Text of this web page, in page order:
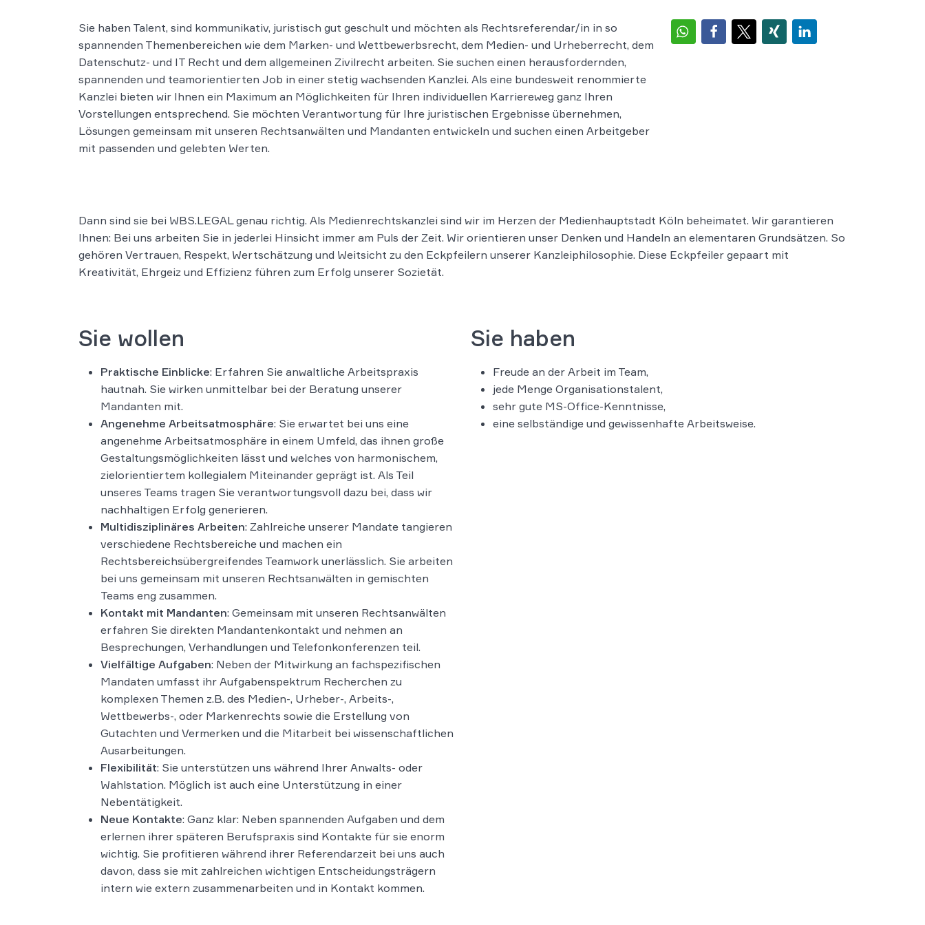
Sie haben Talent, sind kommunikativ, juristisch gut geschult und möchten als Rechtsreferendar/in in so
spannenden Themenbereichen wie dem Marken- und Wettbewerbsrecht, dem Medien- und Urheberrecht, dem
Datenschutz- und IT Recht und dem allgemeinen Zivilrecht arbeiten. Sie suchen einen herausfordernden,
spannenden und teamorientierten Job in einer stetig wachsenden Kanzlei. Als eine bundesweit renommierte
Kanzlei bieten wir Ihnen ein Maximum an Möglichkeiten für Ihren individuellen Karriereweg ganz Ihren
Vorstellungen entsprechend. Sie möchten Verantwortung für Ihre juristischen Ergebnisse übernehmen,
Lösungen gemeinsam mit unseren Rechtsanwälten und Mandanten entwickeln und suchen einen Arbeitgeber
mit passenden und gelebten Werten.
Dann sind sie bei WBS.LEGAL genau richtig. Als Medienrechtskanzlei sind wir im Herzen der Medienhauptstadt Köln beheimatet. Wir garantieren
Ihnen: Bei uns arbeiten Sie in jederlei Hinsicht immer am Puls der Zeit. Wir orientieren unser Denken und Handeln an elementaren Grundsätzen. So
gehören Vertrauen, Respekt, Wertschätzung und Weitsicht zu den Eckpfeilern unserer Kanzleiphilosophie. Diese Eckpfeiler gepaart mit
Kreativität, Ehrgeiz und Effizienz führen zum Erfolg unserer Sozietät.
Sie wollen
Praktische Einblicke: Erfahren Sie anwaltliche Arbeitspraxis
hautnah. Sie wirken unmittelbar bei der Beratung unserer
Mandanten mit.
Angenehme Arbeitsatmosphäre: Sie erwartet bei uns eine
angenehme Arbeitsatmosphäre in einem Umfeld, das ihnen große
Gestaltungsmöglichkeiten lässt und welches von harmonischem,
zielorientiertem kollegialem Miteinander geprägt ist. Als Teil
unseres Teams tragen Sie verantwortungsvoll dazu bei, dass wir
nachhaltigen Erfolg generieren.
Multidisziplinäres Arbeiten: Zahlreiche unserer Mandate tangieren
verschiedene Rechtsbereiche und machen ein
Rechtsbereichsübergreifendes Teamwork unerlässlich. Sie arbeiten
bei uns gemeinsam mit unseren Rechtsanwälten in gemischten
Teams eng zusammen.
Kontakt mit Mandanten: Gemeinsam mit unseren Rechtsanwälten
erfahren Sie direkten Mandantenkontakt und nehmen an
Besprechungen, Verhandlungen und Telefonkonferenzen teil.
Vielfältige Aufgaben: Neben der Mitwirkung an fachspezifischen
Mandaten umfasst ihr Aufgabenspektrum Recherchen zu
komplexen Themen z.B. des Medien-, Urheber-, Arbeits-,
Wettbewerbs-, oder Markenrechts sowie die Erstellung von
Gutachten und Vermerken und die Mitarbeit bei wissenschaftlichen
Ausarbeitungen.
Flexibilität: Sie unterstützen uns während Ihrer Anwalts- oder
Wahlstation. Möglich ist auch eine Unterstützung in einer
Nebentätigkeit.
Neue Kontakte: Ganz klar: Neben spannenden Aufgaben und dem
erlernen ihrer späteren Berufspraxis sind Kontakte für sie enorm
wichtig. Sie profitieren während ihrer Referendarzeit bei uns auch
davon, dass sie mit zahlreichen wichtigen Entscheidungsträgern
intern wie extern zusammenarbeiten und in Kontakt kommen.
Sie haben
Freude an der Arbeit im Team,
jede Menge Organisationstalent,
sehr gute MS-Office-Kenntnisse,
eine selbständige und gewissenhafte Arbeitsweise.